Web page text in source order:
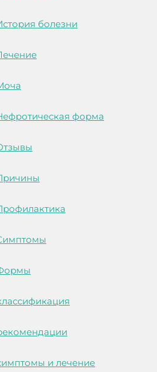
болезни
форма
и лечение